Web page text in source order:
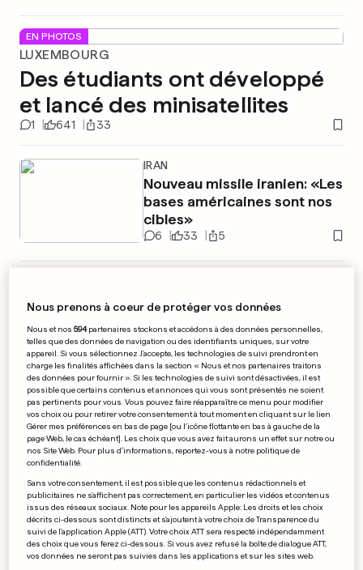
EN PHOTOS
LUXEMBOURG
Des étudiants ont développé
et lancé des minisatellites
1 641 33
IRAN
Nouveau missile iranien: «Les
bases américaines sont nos
cibles»
6 33 5
Lach récidive, grande
première pour Fidanza
0 1 4
PUBLICITÉ
Nous prenons à coeur de protéger vos données
Nous et nos594partenaires stockons et accédons à des données personnelles,
telles que des données de navigation ou des identifiants uniques, sur votre
appareil. Si vous sélectionnez J'accepte, les technologies de suivi prendront en
charge les finalités affichées dans la section « Nous et nos partenaires traitons
des données pour fournir ». Si les technologies de suivi sont désactivées, il est
possible que certains contenus et annonces qui vous sont présentés ne soient
pas pertinents pour vous. Vous pouvez faire réapparaître ce menu pour modifier
vos choix ou pour retirer votre consentement à tout moment en cliquant sur le lien
Gérer mes préférences en bas de page [ou l'icône flottante en bas à gauche de la
page Web, le cas échéant]. Les choix que vous avez fait aurons un effet sur notre ou
nos Site Web. Pour plus d’informations, reportez-vous à notre politique de
confidentialité.
Sans votre consentement, il est possible que les contenus rédactionnels et
publicitaires ne s'affichent pas correctement, en particulier les vidéos et contenus
issus des réseaux sociaux. Note pour les appareils Apple: Les droits et les choix
décrits ci-dessous sont distincts et s'ajoutent à votre choix de Transparence du
suivi de l'application Apple (ATT). Votre choix ATT sera respecté indépendamment
des choix que vous ferez ci-dessous. Si vous avez refusé la boîte de dialogue ATT,
vos données ne seront pas suivies dans les applications et sur les sites web.